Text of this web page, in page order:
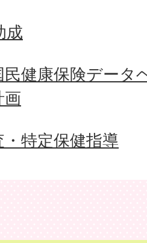
成
民健康保険データ
画
特定保健指導